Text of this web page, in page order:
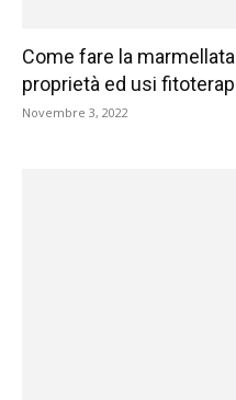
Come fare la
proprietà ed usi
Novembre 3, 2022